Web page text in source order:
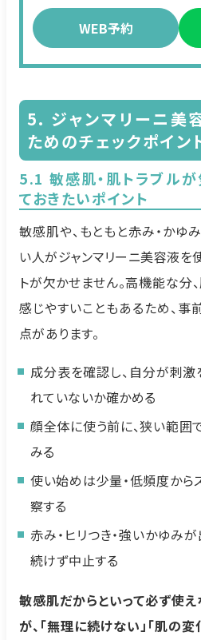
WEB予約
5. ジャンマリーニ美
ためのチェックポイン
5.1 敏感肌・肌トラブル
ておきたいポイント
敏感肌や、もともと赤み・かゆ
い人がジャンマリーニ美容液を
トが欠かせません。高機能な分
感じやすいこともあるため、事
点があります。
成分表を確認し、自分が刺
れていないか確かめる
顔全体に使う前に、狭い範囲
みる
使い始めは少量・低頻度から
察する
赤み・ヒリつき・強いかゆみ
続けず中止する
敏感肌だからといって必ず使
が、「無理に続けない」「肌の